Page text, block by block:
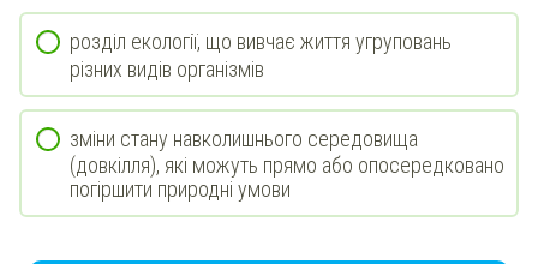
розділ екології, що вивчає життя угруповань
різних видів організмів
зміни стану навколишнього середовища
(довкілля), які можуть прямо або опосередковано
погіршити природні умови